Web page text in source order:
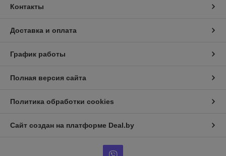
Контакты
Доставка и оплата
График работы
Полная версия сайта
Политика обработки cookies
Сайт создан на платформе Deal.by